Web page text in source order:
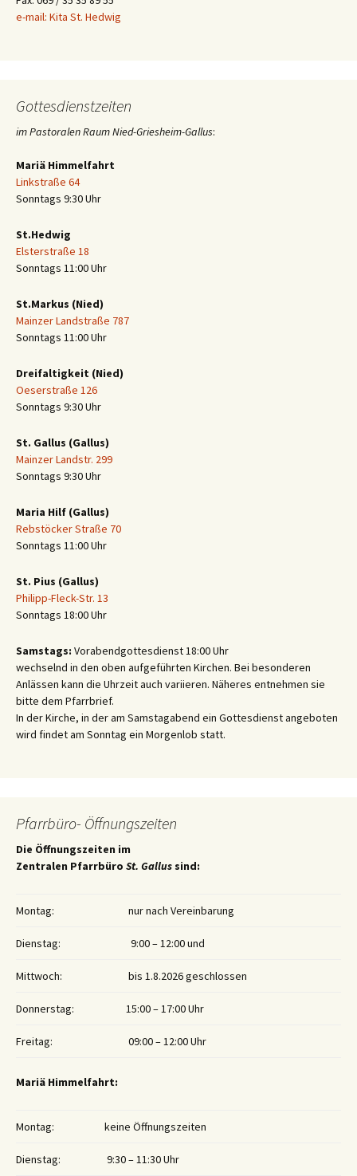
e-mail: Kita St. Hedwig
Gottesdienstzeiten
im Pastoralen Raum Nied-Griesheim-Gallus:
Mariä Himmelfahrt
Linkstraße 64
Sonntags 9:30 Uhr
St.Hedwig
Elsterstraße 18
Sonntags 11:00 Uhr
St.Markus (Nied)
Mainzer Landstraße 787
Sonntags 11:00 Uhr
Dreifaltigkeit (Nied)
Oeserstraße 126
Sonntags 9:30 Uhr
St. Gallus (Gallus)
Mainzer Landstr. 299
Sonntags 9:30 Uhr
Maria Hilf (Gallus)
Rebstöcker Straße 70
Sonntags 11:00 Uhr
St. Pius (Gallus)
Philipp-Fleck-Str. 13
Sonntags 18:00 Uhr
Samstags: Vorabendgottesdienst 18:00 Uhr
wechselnd in den oben aufgeführten Kirchen. Bei besonderen
Anlässen kann die Uhrzeit auch variieren. Näheres entnehmen sie
bitte dem Pfarrbrief.
In der Kirche, in der am Samstagabend ein Gottesdienst angeboten
wird findet am Sonntag ein Morgenlob statt.
Pfarrbüro- Öffnungszeiten
Die Öffnungszeiten im
Zentralen Pfarrbüro St. Gallus sind:
Montag: nur nach Vereinbarung
Dienstag: 9:00 – 12:00 und
Mittwoch: bis 1.8.2026 geschlossen
Donnerstag: 15:00 – 17:00 Uhr
Freitag: 09:00 – 12:00 Uhr
Mariä Himmelfahrt:
Montag: keine Öffnungszeiten
Dienstag: 9:30 – 11:30 Uhr